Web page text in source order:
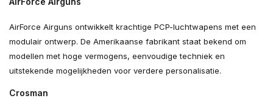
AirForce Airguns ontwikkelt krachtige PCP-luchtwapens met een
modulair ontwerp. De Amerikaanse fabrikant staat bekend om
modellen met hoge vermogens, eenvoudige techniek en
uitstekende mogelijkheden voor verdere personalisatie.
Crosman